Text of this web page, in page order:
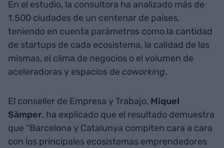
En el estudio, la consultora ha analizado más de
1.500 ciudades de un centenar de países,
teniendo en cuenta parámetros como la cantidad
de startups de cada ecosistema, la calidad de las
mismas, el clima de negocios o el volumen de
aceleradoras y espacios de coworking.
El conseller de Empresa y Trabajo, Miquel
Sàmper, ha explicado que el resultado demuestra
que "Barcelona y Catalunya compiten cara a cara
con los principales ecosistemas emprendedores